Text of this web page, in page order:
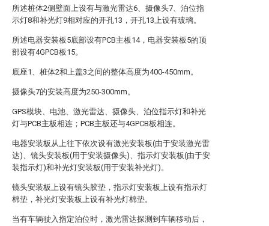
所述桩体2侧壁面上设有与激光雷达6、摄像头7、泊位指
示灯8和补光灯9相对应的开孔13，开孔13上设有玻璃。
所述电器安装板5底部设有PCB主板14，电器安装板5的顶
部设有4GPCB板15。
底座1、桩体2和上盖3之间的整体高度为400-450mm。
摄像头7的安装高度为250-300mm。
GPS模块、电池、激光雷达、摄像头、泊位指示灯和补光
灯与PCB主板相连；PCB主板还与4GPCB板相连。
电器安装板从上往下依次设有激光安装板(由于安装激光雷
达)、镜头安装板(用于安装摄像头)、指示灯安装板(由于安
装指示灯)和补光灯安装板(用于安装补光灯)。
镜头安装板上设有镜头胶垫，指示灯安装板上设有指示灯
棉垫，补光灯安装板上设有补光灯棉垫。
当有车辆驶入指定泊位时，激光雷达探测到车辆移动后，